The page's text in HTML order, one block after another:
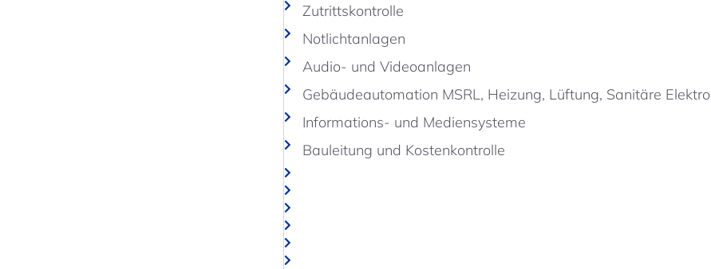
Zutrittskontrolle
Notlichtanlagen
Audio- und Videoanlagen
Gebäudeautomation MSRL, Heizung, Lüftung, Sanitäre Elektro
Informations- und Mediensysteme
Bauleitung und Kostenkontrolle